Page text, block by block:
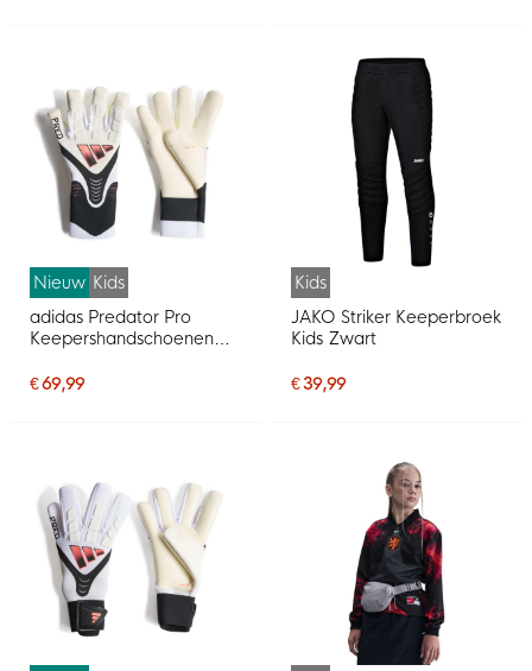
Nieuw Kids
adidas Predator Pro
Keepershandschoenen
€ 69,99
Kids
JAKO Striker Keeperbroek
Kids Zwart
€ 39,99